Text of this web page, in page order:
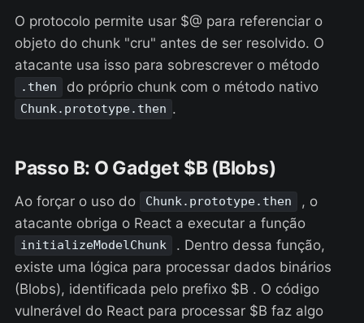
O protocolo permite usar $@ para referenciar o
objeto do chunk "cru" antes de ser resolvido. O
atacante usa isso para sobrescrever o método
.then do próprio chunk com o método nativo
Chunk.prototype.then .
Passo B: O Gadget $B (Blobs)
Ao forçar o uso do Chunk.prototype.then
, o
atacante obriga o React a executar a função
initializeModelChunk
. Dentro dessa função,
existe uma lógica para processar dados binários
(Blobs), identificada pelo prefixo $B . O código
vulnerável do React para processar $B faz algo